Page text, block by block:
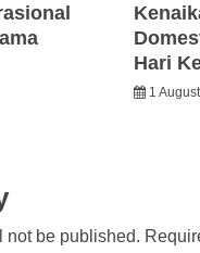
Hari
1
not be published.